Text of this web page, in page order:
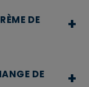
DE
+
change, quant
DE
+